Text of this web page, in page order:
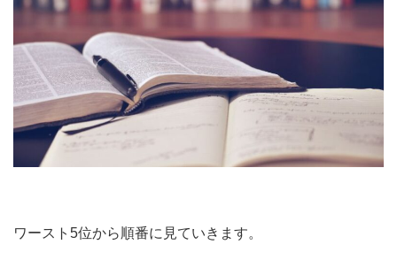
ワースト5位から順番に見ていきます。